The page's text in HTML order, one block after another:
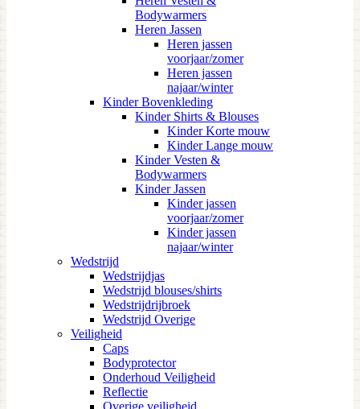
Bodywarmers
Heren Jassen
Heren jassen
voorjaar/zomer
Heren jassen
najaar/winter
Kinder Bovenkleding
Kinder Shirts & Blouses
Kinder Korte mouw
Kinder Lange mouw
Kinder Vesten &
Bodywarmers
Kinder Jassen
Kinder jassen
voorjaar/zomer
Kinder jassen
najaar/winter
Wedstrijd
Wedstrijdjas
Wedstrijd blouses/shirts
Wedstrijdrijbroek
Wedstrijd Overige
Veiligheid
Caps
Bodyprotector
Onderhoud Veiligheid
Reflectie